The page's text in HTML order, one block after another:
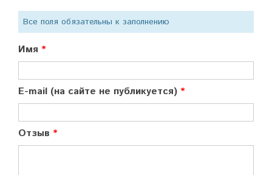
Все поля обязательны к заполнению
Имя
E-mail (на сайте не публикуется)
Отзыв